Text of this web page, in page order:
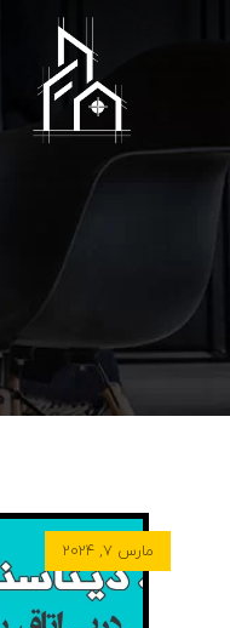
مارس ۷, ۲۰۲۴